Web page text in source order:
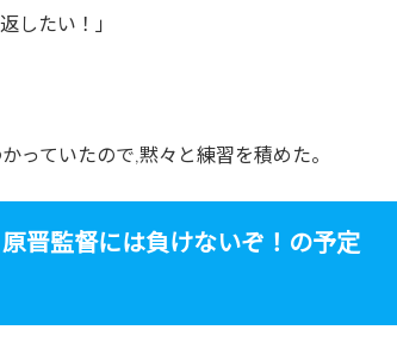
したい！」
っていたので,黙々と練習を積めた。
晋監督には負けないぞ！の予定